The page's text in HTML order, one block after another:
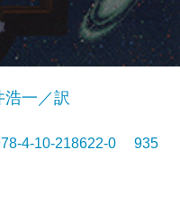
浩一／訳
4-10-218622-0 935